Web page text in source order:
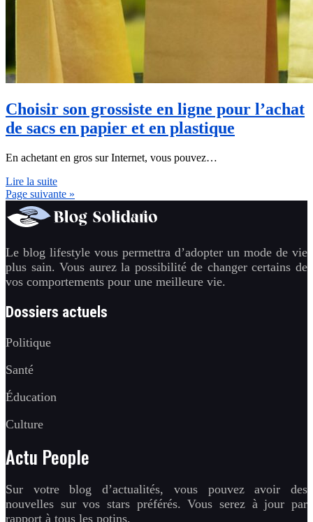
Choisir son grossiste en ligne pour l’achat
de sacs en papier et en plastique
En achetant en gros sur Internet, vous pouvez…
Lire la suite
Page suivante »
Le blog lifestyle vous permettra d’adopter un mode de vie
plus sain. Vous aurez la possibilité de changer certains de
vos comportements pour une meilleure vie.
Dossiers actuels
Politique
Santé
Éducation
Culture
Actu People
Sur votre blog d’actualités, vous pouvez avoir des
nouvelles sur vos stars préférés. Vous serez à jour par
rapport à tous les potins.